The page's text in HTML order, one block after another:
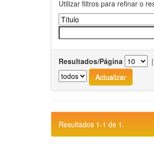
Utilizar filtros para refinar o
Resultados/Página |
Resultados 1-1 de 1.